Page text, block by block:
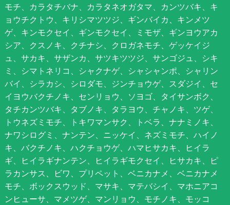
モチ、カラタチバナ、カラタネオガタマ、カンツバキ、キ
ョウチクトウ、キリシマツツジ、ギンバイカ、キンメツ
ゲ、キンモクセイ、ギンモクセイ、ミモザ、ギンヨウアカ
シア、クスノキ、クチナシ、クロガネモチ、ゲッケイジ
ュ、サカキ、サザンカ、サツキツツジ、サンゴジュ、シキ
ミ、シマトネリコ、シャクナゲ、シャシャンポ、シャリン
バイ、シラカシ、シロダモ、ジンチョウゲ、スダジイ、セ
イヨウバクチノキ、センリョウ、ソヨゴ、タイサンボク、
タチカンツバキ、タブノキ、タラヨウ、チャノキ、ツゲ、
トウネズミモチ、トキワマンサク、トベラ、ナナミノキ、
ナワシログミ、ナンテン、ニッケイ、ネズミモチ、ハイノ
キ、バクチノキ、ハクチョウゲ、ハマヒサカキ、ヒイラ
ギ、ヒイラギナンテン、ヒイラギモクセイ、ヒサカキ、ピ
ラカンサス、ビワ、プリペット、ベニカナメ、ベニカナメ
モチ、ボックスウッド、マサキ、マテバシイ、マホニアコ
ンヒューサ、マメツゲ、マンリョウ、モチノキ、モッコ